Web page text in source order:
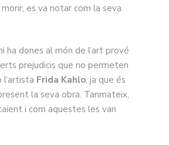
es va notar com la seva
ha dones al món de l’art prové
prejudicis que no permeten
Frida Kahlo, ja que és
la seva obra. Tanmateix,
i com aquestes les van